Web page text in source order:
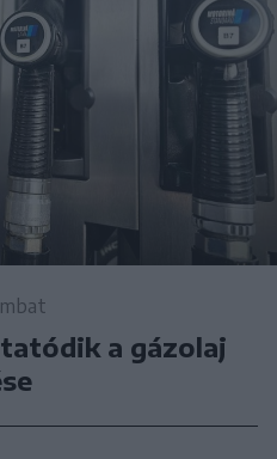
a gázolaj